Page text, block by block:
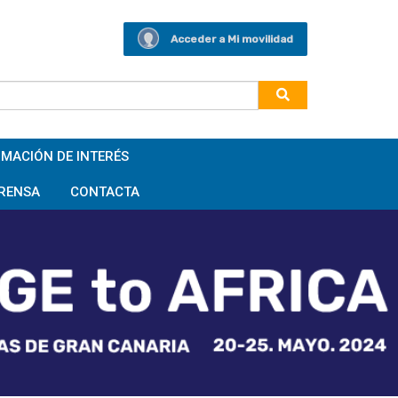
Acceder a Mi movilidad
DE INTERÉS
CONTACTA